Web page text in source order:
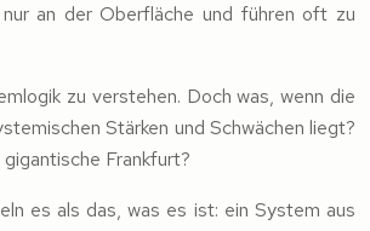
an der Oberfläche und führen oft zu
zu verstehen. Doch was, wenn die
Stärken und Schwächen liegt?
Frankfurt?
es als das, was es ist: ein System aus